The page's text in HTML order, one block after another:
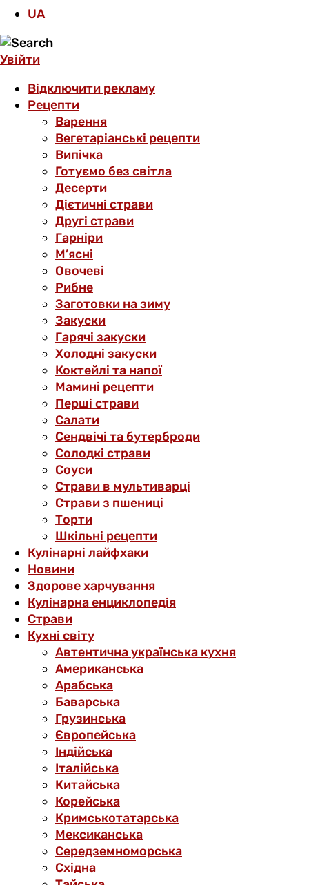
UA
Увійти
Відключити рекламу
Рецепти
Варення
Вегетаріанські рецепти
Випічка
Готуємо без світла
Десерти
Дієтичні страви
Другі страви
Гарніри
М’ясні
Овочеві
Рибне
Заготовки на зиму
Закуски
Гарячі закуски
Холодні закуски
Коктейлі та напої
Мамині рецепти
Перші страви
Салати
Сендвічі та бутерброди
Солодкі страви
Соуси
Страви в мультиварці
Страви з пшениці
Торти
Шкільні рецепти
Кулінарні лайфхаки
Новини
Здорове харчування
Кулінарна енциклопедія
Страви
Кухні світу
Автентична українська кухня
Американська
Арабська
Баварська
Грузинська
Європейська
Індійська
Італійська
Китайська
Корейська
Кримськотатарська
Мексиканська
Середземноморська
Східна